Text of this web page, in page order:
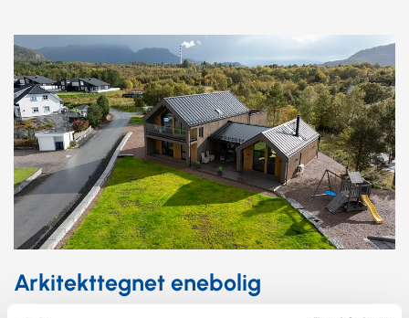
Arkitekttegnet enebolig